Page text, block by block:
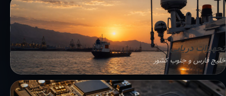
تجهیزات دریایی
خلیج فارس و جنوب کشور